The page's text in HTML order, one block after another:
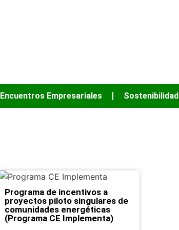
Encuentros Empresariales Sostenibilidad
Programa de incentivos a
proyectos piloto singulares de
comunidades energéticas
(Programa CE Implementa)